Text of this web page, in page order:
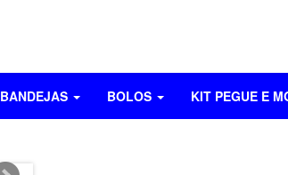
BANDEJAS BOLOS KIT PEGUE E